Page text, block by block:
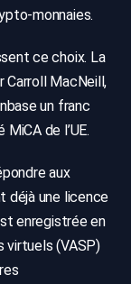
monnaies.
ce choix. La
Carroll MacNeill,
un franc
de l’UE.
aux
déjà une licence
enregistrée en
virtuels (VASP)